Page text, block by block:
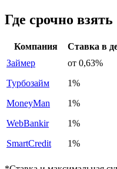
Где срочно
Компания Ставка в
Займер
от 0,63%
Турбозайм 1%
MoneyMan 1%
WebBankir 1%
SmartCredit 1%